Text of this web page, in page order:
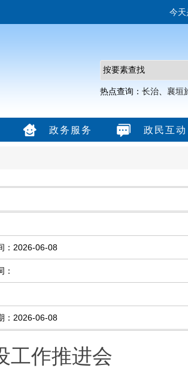
今天
热点查询： 长治 襄垣
政务服务 政民互动
： 2026-06-08
：
： 2026-06-08
工作推进会